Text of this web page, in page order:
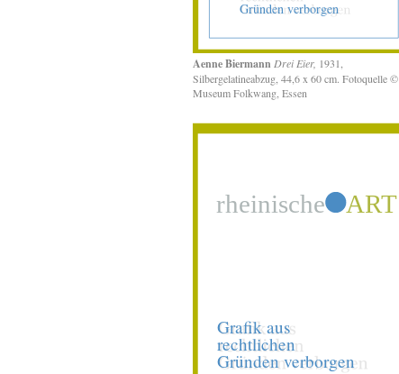
Aenne Biermann Drei Eier, 1931,
Silbergelatineabzug, 44,6 x 60 cm. Fotoquelle ©
Museum Folkwang, Essen